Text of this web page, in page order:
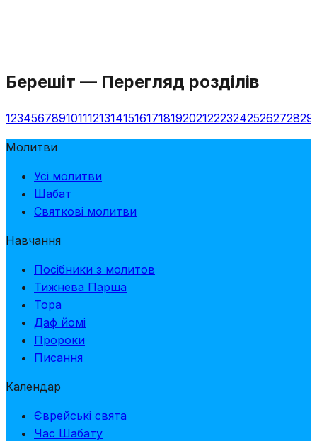
Берешіт — Перегляд розділів
1234567891011121314151617181920212223242526272829
Молитви
Усі молитви
Шабат
Святкові молитви
Навчання
Посібники з молитов
Тижнева Парша
Тора
Даф йомі
Пророки
Писання
Календар
Єврейські свята
Час Шабату